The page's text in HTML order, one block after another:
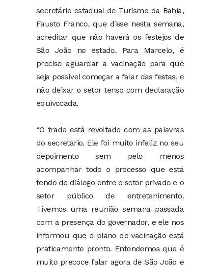
secretário estadual de Turismo da Bahia,
Fausto Franco, que disse nesta semana,
acreditar que não haverá os festejos de
São João no estado. Para Marcelo, é
preciso aguardar a vacinação para que
seja possível começar a falar das festas, e
não deixar o setor tenso com declaração
equivocada.
“O trade está revoltado com as palavras
do secretário. Ele foi muito infeliz no seu
depoimento sem pelo menos
acompanhar todo o processo que está
tendo de diálogo entre o setor privado e o
setor público de entretenimento.
Tivemos uma reunião semana passada
com a presença do governador, e ele nos
informou que o plano de vacinação está
praticamente pronto. Entendemos que é
muito precoce falar agora de São João e